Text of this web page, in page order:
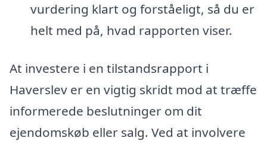
vurdering klart og forståeligt, så du er
helt med på, hvad rapporten viser.
At investere i en tilstandsrapport i
Haverslev er en vigtig skridt mod at træffe
informerede beslutninger om dit
ejendomskøb eller salg. Ved at involvere